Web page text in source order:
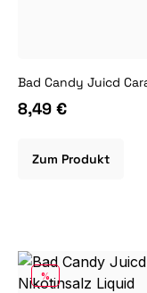
Bad Candy Juicd
8,49 €
Zum Produkt
RABATT
%